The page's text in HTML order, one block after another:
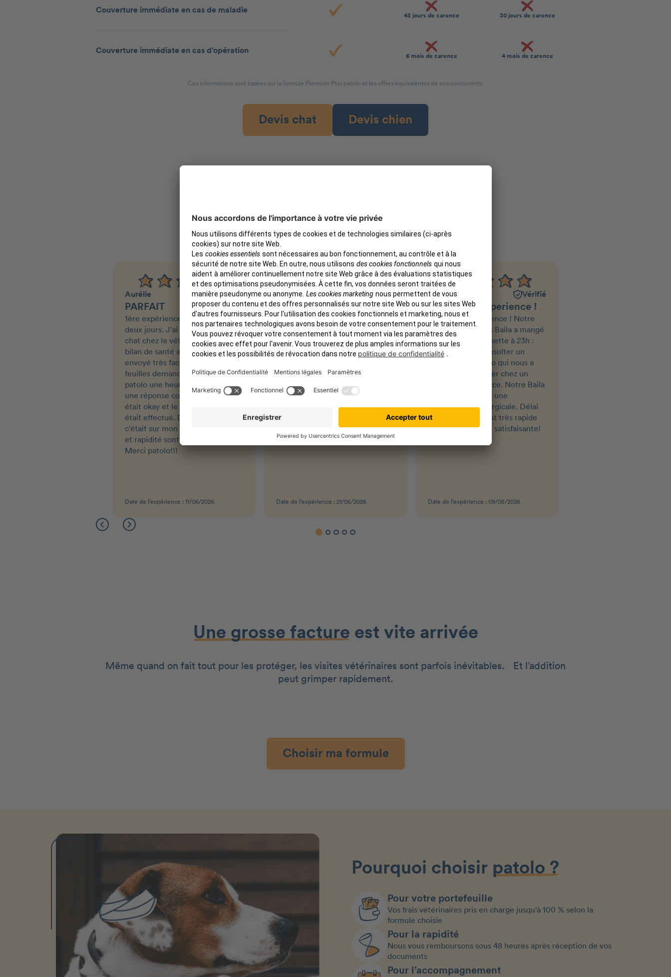
Couverture immédiate en cas de maladie
45 jours de carence 30 jours de carence
Couverture immédiate en cas d’opération
6 mois de carence 4 mois de carence
Ces informations sont basées sur la formule Premium Plus patolo et les offres équivalentes de nos concurrents.
Devis chat Devis chien
Notre clientèle est satisfaite
Aurélie Vérifié
PARFAIT
1ère expérience avec patolo il y a
deux jours. J'ai emmené mon
chat chez le vétérinaire pour un
bilan de santé annuel. J'ai
envoyé très facilement les
feuilles demandées sur le site de
patolo une heure après j'avais
une réponse comme quoi tout
était okay et le remboursement
était effectué. Deux jours après
c'était sur mon compte. Facilité
et rapidité sont au rendez-vous.
Merci patolo!!!
Date de l’expérience : 11/06/2026
Anna Sabbagh Vérifié
Je pense que mon chat a
maintenant une…
Je pense que mon chat a
maintenant une meilleure
mutuelle que la plupart des gens.
p'tits compagnons. Petit plus : à
la moindre question, vous êtes
rappelés rapidement.
Date de l’expérience : 21/05/2026
Eric Piccuezzu Vérifié
Excellente experience !
Excellente experience ! Notre
chienne de 4 mois Baila a mangé
et avalé une chausette à 23h :
nous avons pu consulter un
vétérinaire en visio qui nous a
recommandé d'aller chez un
confrère en urgence. Notre Baila
a évité sans doute une
intervention chirurgicale. Délai
de remboursement très rapide
et prise en charge satisfaisante!
Date de l’expérience : 09/05/2026
Une grosse facture est vite arrivée
Même quand on fait tout pour les protéger, les visites vétérinaires sont parfois inévitables. Et l’addition
peut grimper rapidement.
Choisir ma formule
Pourquoi choisir patolo ?
Pour votre portefeuille
Vos frais vétérinaires pris en charge jusqu’à 100 % selon la
formule choisie
Pour la rapidité
Nous vous remboursons sous 48 heures après réception de vos
documents
Pour l’accompagnement